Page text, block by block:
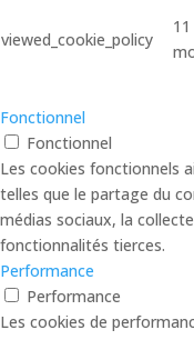
viewed_cookie_policy
11
Fonctionnel
Fonctionnel
Les cookies fonctionnels
telles que le partage du
médias sociaux, la
fonctionnalités tierces.
Performance
Performance
Les cookies de